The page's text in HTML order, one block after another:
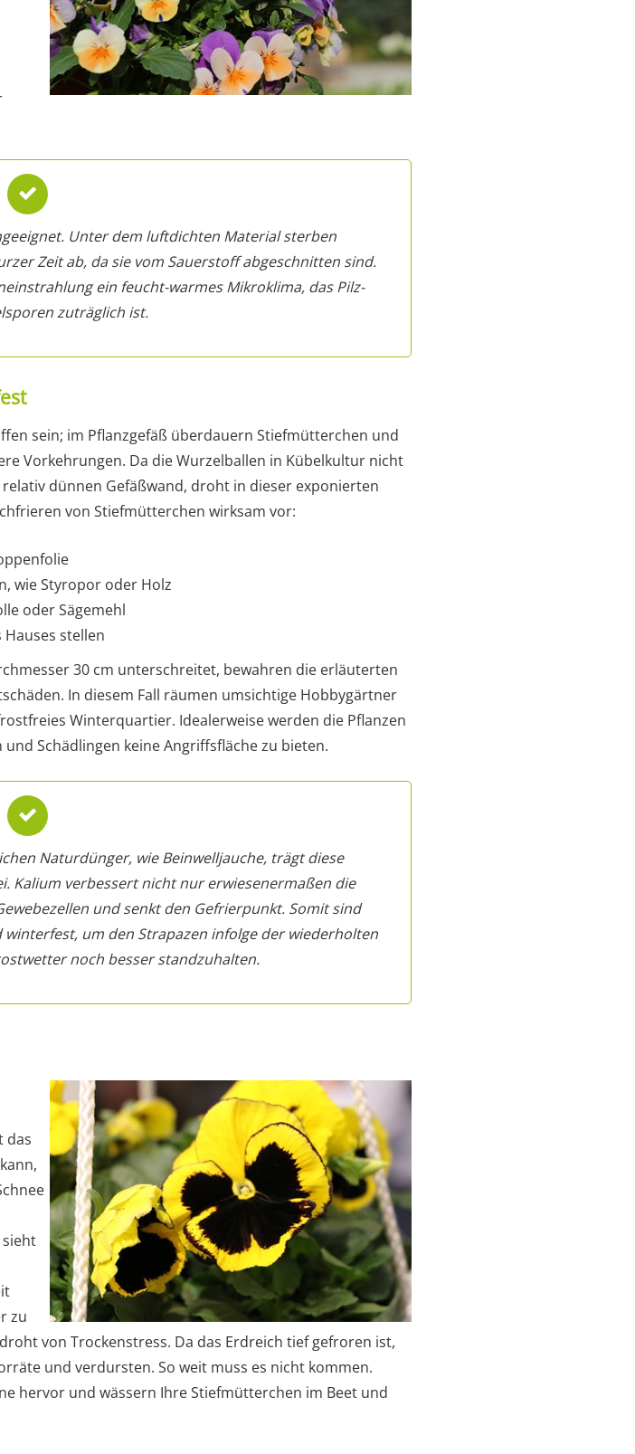
Unter dem luftdichten Material sterben
Zeit ab, da sie vom Sauerstoff abgeschnitten sind.
ein feucht-warmes Mikroklima, das Pilz-
zuträglich ist.
sein; im Pflanzgefäß überdauern Stiefmütterchen und
Vorkehrungen. Da die Wurzelballen in Kübelkultur nicht
dünnen Gefäßwand, droht in dieser exponierten
von Stiefmütterchen wirksam vor:
wie Styropor oder Holz
oder Sägemehl
stellen
30 cm unterschreitet, bewahren die erläuterten
In diesem Fall räumen umsichtige Hobbygärtner
Winterquartier. Idealerweise werden die Pflanzen
Schädlingen keine Angriffsfläche zu bieten.
Naturdünger, wie Beinwelljauche, trägt diese
Kalium verbessert nicht nur erwiesenermaßen die
und senkt den Gefrierpunkt. Somit sind
um den Strapazen infolge der wiederholten
noch besser standzuhalten.
das
zu
von Trockenstress. Da das Erdreich tief gefroren ist,
und verdursten. So weit muss es nicht kommen.
hervor und wässern Ihre Stiefmütterchen im Beet und